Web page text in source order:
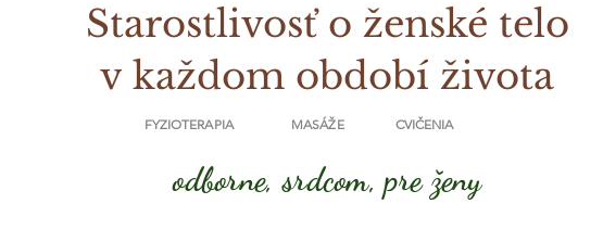
Starostlivosť o ženské telo
v každom období života
FYZIOTERAPIA MASÁŽE CVIČENIA
odborne, srdcom, pre ženy